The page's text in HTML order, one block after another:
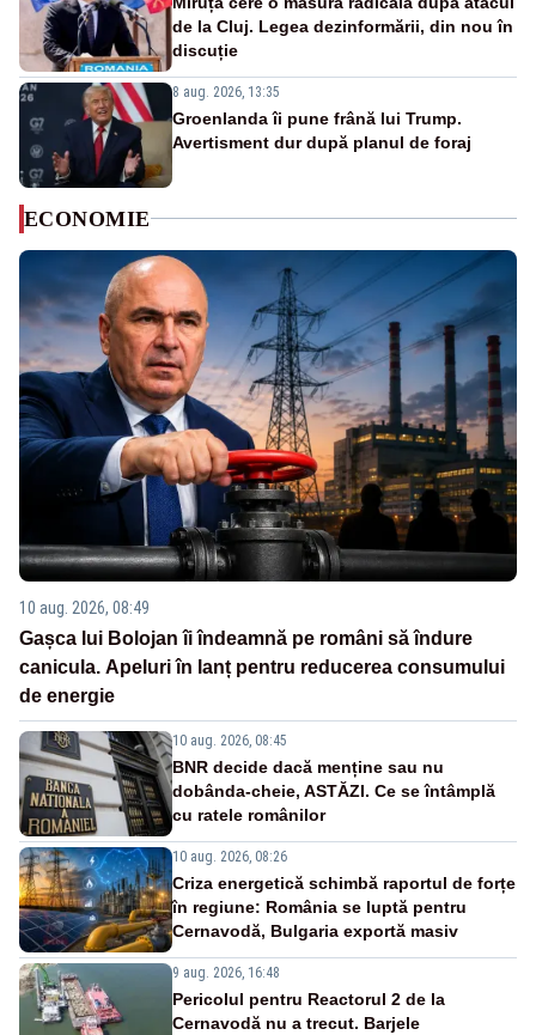
de la Cluj. Legea dezinformării, din nou în
discuție
8 aug. 2026, 13:35
Groenlanda îi pune frână lui Trump.
Avertisment dur după planul de foraj
ECONOMIE
10 aug. 2026, 08:49
Gașca lui Bolojan îi îndeamnă pe români să îndure
canicula. Apeluri în lanț pentru reducerea consumului
de energie
10 aug. 2026, 08:45
BNR decide dacă menține sau nu
dobânda-cheie, ASTĂZI. Ce se întâmplă
cu ratele românilor
10 aug. 2026, 08:26
Criza energetică schimbă raportul de forțe
în regiune: România se luptă pentru
Cernavodă, Bulgaria exportă masiv
9 aug. 2026, 16:48
Pericolul pentru Reactorul 2 de la
Cernavodă nu a trecut. Barjele